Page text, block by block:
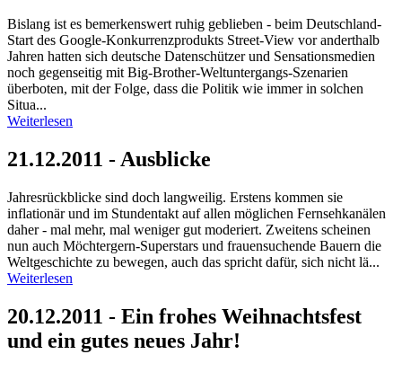
Bislang ist es bemerkenswert ruhig geblieben - beim Deutschland-
Start des Google-Konkurrenzprodukts Street-View vor anderthalb
Jahren hatten sich deutsche Datenschützer und Sensationsmedien
noch gegenseitig mit Big-Brother-Weltuntergangs-Szenarien
überboten, mit der Folge, dass die Politik wie immer in solchen
Situa...
Weiterlesen
21.12.2011 - Ausblicke
Jahresrückblicke sind doch langweilig. Erstens kommen sie
inflationär und im Stundentakt auf allen möglichen Fernsehkanälen
daher - mal mehr, mal weniger gut moderiert. Zweitens scheinen
nun auch Möchtergern-Superstars und frauensuchende Bauern die
Weltgeschichte zu bewegen, auch das spricht dafür, sich nicht lä...
Weiterlesen
20.12.2011 - Ein frohes Weihnachtsfest
und ein gutes neues Jahr!